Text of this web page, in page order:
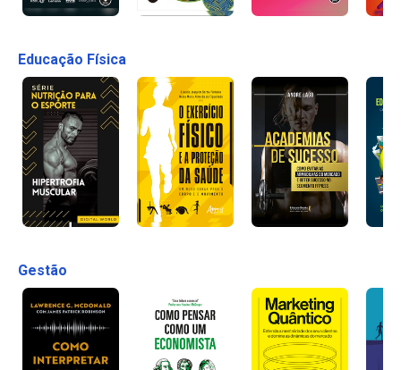
Educação Física
Gestão